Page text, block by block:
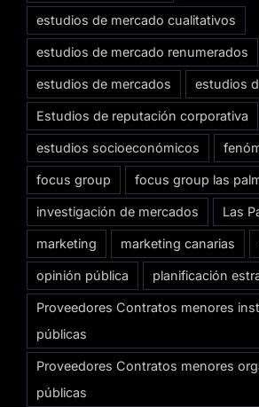
estudios de mercado cualitativos
estudios de mercado renumerados
estudios de mercados estudios
Estudios de reputación corporativa
estudios socioeconómicos
focus group focus group las
investigación de mercados Las
marketing marketing canarias
opinión pública planificación
Proveedores Contratos menores
públicas
Proveedores Contratos menores
públicas